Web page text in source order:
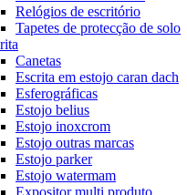
Relógios de escritório
Tapetes de protecção de solo
Canetas
Escrita em estojo caran dach
Esferográficas
Estojo belius
Estojo inoxcrom
Estojo outras marcas
Estojo parker
Estojo watermam
Expositor multi produto